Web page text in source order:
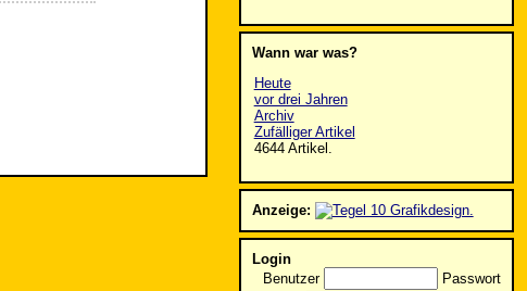
Wann war was?
Heute
vor drei Jahren
Archiv
Zufälliger Artikel
4644 Artikel.
Anzeige:
Login
Benutzer
Passwort